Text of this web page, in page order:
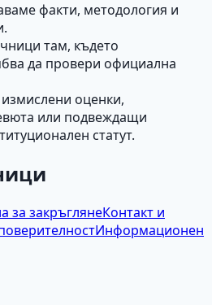
факти, методология и
там, където
да провери официална
оценки,
или подвеждащи
статут.
за закръглянеКонтакт и
Информационен